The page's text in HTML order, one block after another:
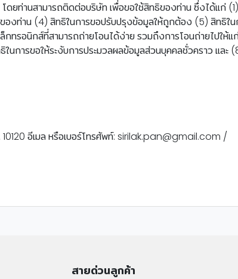
ดยท่านสามารถติดต่อบริษัท เพื่อขอใช้สิทธิของท่าน ซึ่งได้แก่ (1)
องท่าน (4) สิทธิในการขอปรับปรุงข้อมูลให้ถูกต้อง (5) สิทธิใน
ทรอนิกส์ที่สามารถถ่ายโอนได้ง่าย รวมถึงการโอนถ่ายไปให้แ
การขอให้ระงับการประมวลผลข้อมูลส่วนบุคคลชั่วคราว และ
อีเมล หรือเบอร์โทรศัพท์: sirilak.pan@gmail.com /
สายด่วนลูกค้า